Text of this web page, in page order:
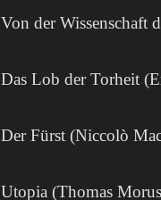
Von der Wissenschaft
Das Lob der Torheit
Der Fürst (Niccolò
Utopia (Thomas